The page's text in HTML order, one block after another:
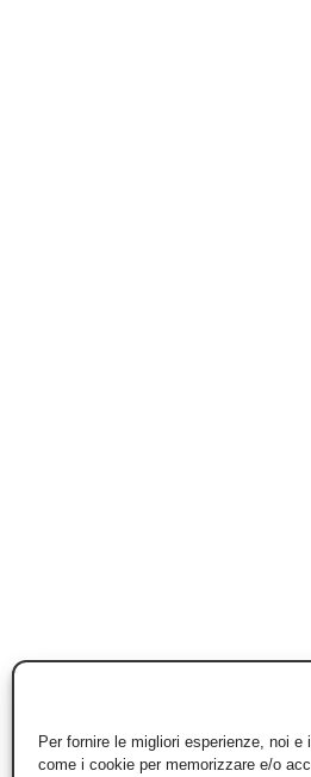
Per fornire le migliori esperienze, noi
come i cookie per memorizzare e/o